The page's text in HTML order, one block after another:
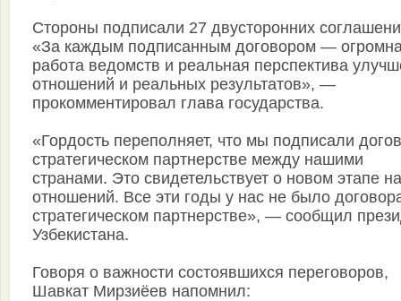
Стороны подписали 27 двусторонних
«За каждым подписанным договором —
работа ведомств и реальная перспектива
отношений и реальных результатов», —
прокомментировал глава государства.
«Гордость переполняет, что мы подписали
стратегическом партнерстве между нашими
странами. Это свидетельствует о новом этапе
отношений. Все эти годы у нас не было
стратегическом партнерстве», — сообщил
Узбекистана.
Говоря о важности состоявшихся переговоров,
Шавкат Мирзиёев напомнил: